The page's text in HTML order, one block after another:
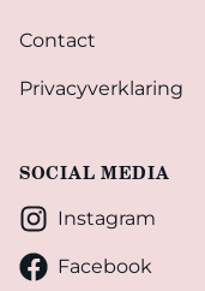
Contact
Privacyverklaring
SOCIAL MEDIA
Instagram
Facebook